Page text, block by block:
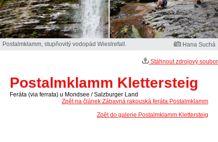
Postalmklamm, stupňovitý vodopád Wieslrefall. Hana Suchá
Stáhnout zdrojový soubor
Postalmklamm Klettersteig
Feráta (via ferrata) u Mondsee / Salzburger Land
Zpět na článek Zábavná rakouská feráta Postalmklamm
Zpět do galerie Postalmklamm Klettersteig